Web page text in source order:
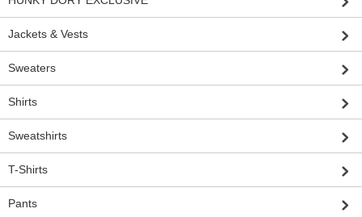
Jackets & Vests
Sweaters
Shirts
Sweatshirts
T-Shirts
Pants